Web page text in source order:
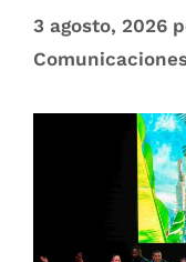
3 agosto, 2026